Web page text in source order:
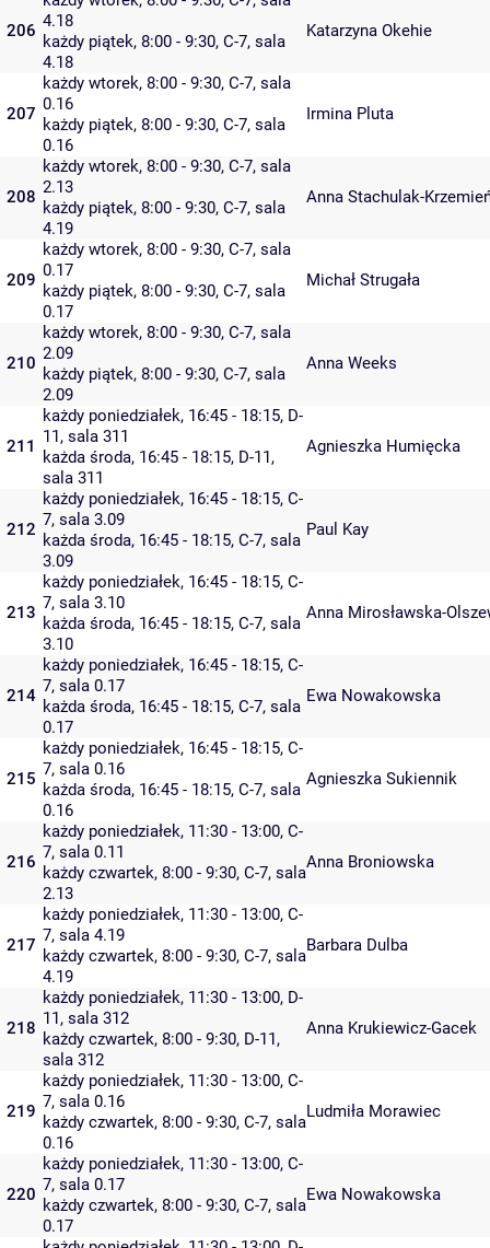
206 4.18
każdy piątek, 8:00 - 9:30, C-7, sala
4.18
Katarzyna Okehie
207
każdy wtorek, 8:00 - 9:30, C-7, sala
0.16
każdy piątek, 8:00 - 9:30, C-7, sala
0.16
Irmina Pluta
208
każdy wtorek, 8:00 - 9:30, C-7, sala
2.13
każdy piątek, 8:00 - 9:30, C-7, sala
4.19
Anna Stachulak-
209
każdy wtorek, 8:00 - 9:30, C-7, sala
0.17
każdy piątek, 8:00 - 9:30, C-7, sala
0.17
Michał Strugała
210
każdy wtorek, 8:00 - 9:30, C-7, sala
2.09
każdy piątek, 8:00 - 9:30, C-7, sala
2.09
Anna Weeks
211
każdy poniedziałek, 16:45 - 18:15, D-
11, sala 311
każda środa, 16:45 - 18:15, D-11,
sala 311
Agnieszka Humięcka
212
każdy poniedziałek, 16:45 - 18:15, C-
7, sala 3.09
każda środa, 16:45 - 18:15, C-7, sala
3.09
Paul Kay
213
każdy poniedziałek, 16:45 - 18:15, C-
7, sala 3.10
każda środa, 16:45 - 18:15, C-7, sala
3.10
Anna Mirosławska-
214
każdy poniedziałek, 16:45 - 18:15, C-
7, sala 0.17
każda środa, 16:45 - 18:15, C-7, sala
0.17
Ewa Nowakowska
215
każdy poniedziałek, 16:45 - 18:15, C-
7, sala 0.16
każda środa, 16:45 - 18:15, C-7, sala
0.16
Agnieszka Sukiennik
216
każdy poniedziałek, 11:30 - 13:00, C-
7, sala 0.11
każdy czwartek, 8:00 - 9:30, C-7, sala
2.13
Anna Broniowska
217
każdy poniedziałek, 11:30 - 13:00, C-
7, sala 4.19
każdy czwartek, 8:00 - 9:30, C-7, sala
4.19
Barbara Dulba
218
każdy poniedziałek, 11:30 - 13:00, D-
11, sala 312
każdy czwartek, 8:00 - 9:30, D-11,
sala 312
Anna Krukiewicz-Gacek
219
każdy poniedziałek, 11:30 - 13:00, C-
7, sala 0.16
każdy czwartek, 8:00 - 9:30, C-7, sala
0.16
Ludmiła Morawiec
220
każdy poniedziałek, 11:30 - 13:00, C-
7, sala 0.17
każdy czwartek, 8:00 - 9:30, C-7, sala
0.17
Ewa Nowakowska